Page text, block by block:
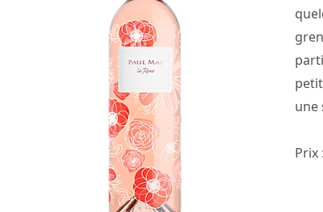
une
Prix